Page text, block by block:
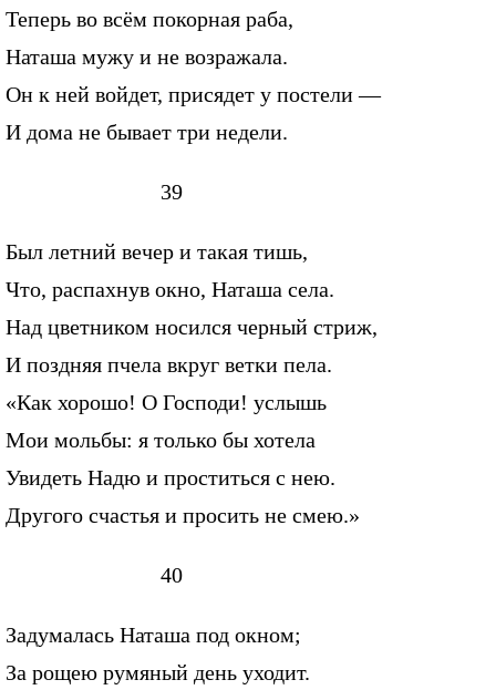
Теперь во всём покорная раба,
Наташа мужу и не возражала.
Он к ней войдет, присядет у постели —
И дома не бывает три недели.
39
Был летний вечер и такая тишь,
Что, распахнув окно, Наташа села.
Над цветником носился черный стриж,
И поздняя пчела вкруг ветки пела.
«Как хорошо! О Господи! услышь
Мои мольбы: я только бы хотела
Увидеть Надю и проститься с нею.
Другого счастья и просить не смею.»
40
Задумалась Наташа под окном;
За рощею румяный день уходит.